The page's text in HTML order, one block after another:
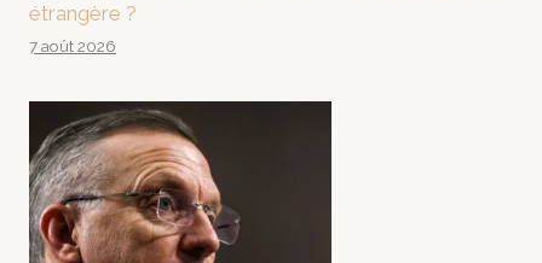
étrangère ?
7 août 2026